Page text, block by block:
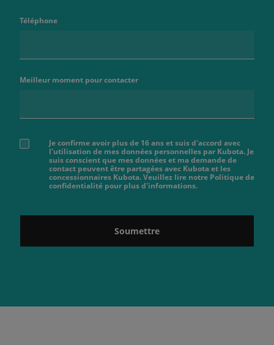
Téléphone
Meilleur moment pour contacter
Je confirme avoir plus de 16 ans et suis d'accord avec
l'utilisation de mes données personnelles par Kubota. Je
suis conscient que mes données et ma demande de
contact peuvent être partagées avec Kubota et les
concessionnaires Kubota. Veuillez lire notre Politique de
confidentialité pour plus d'informations.
Soumettre